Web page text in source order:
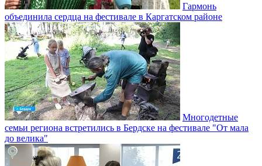
Гармонь
объединила сердца на фестивале в Каргатском районе
Многодетные
семьи региона встретились в Бердске на фестивале "От мала
до велика"